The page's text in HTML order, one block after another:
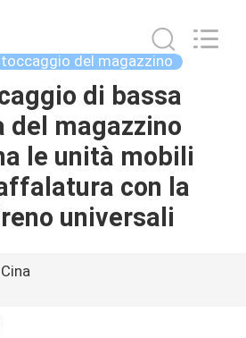
del magazzino
di bassa
del magazzino
le unità mobili
con la
universali